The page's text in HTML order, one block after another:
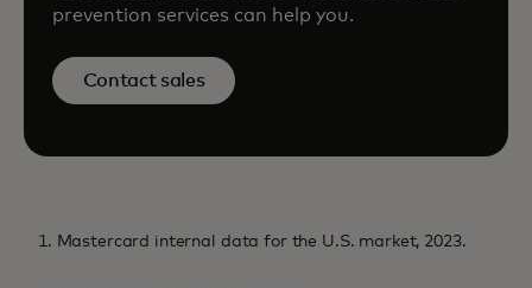
prevention services can help you.
Contact sales
1. Mastercard internal data for the U.S. market, 2023.